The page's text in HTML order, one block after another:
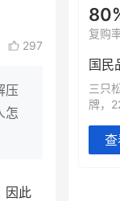
297
压
怎
因此
帝乳业
8 倍！
复购
国民
三只
牌，